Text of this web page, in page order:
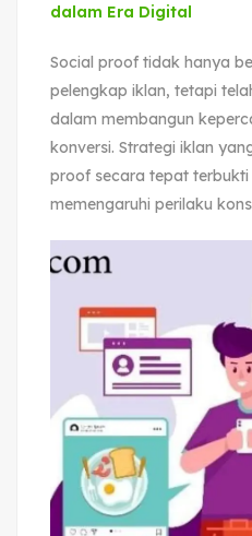
dalam Era Digital
Social proof tidak hanya
pelengkap iklan, tetapi
dalam membangun
konversi. Strategi iklan
proof secara tepat
memengaruhi perilaku